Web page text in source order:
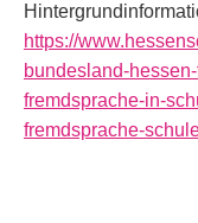
https://
bundesland-
fremdsprache-in-
fremdsprache-